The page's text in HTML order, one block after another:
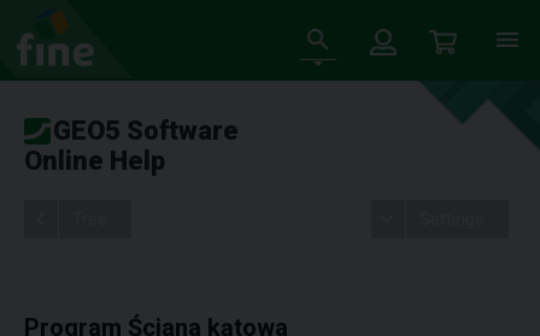
GEO5 Software
Online Help
Program Ściana kątowa